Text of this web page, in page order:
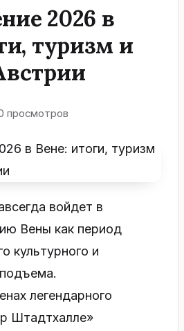
2026 в
туризм и
просмотров
войдет в
Вены как период
культурного и
легендарного
Штадтхалле»